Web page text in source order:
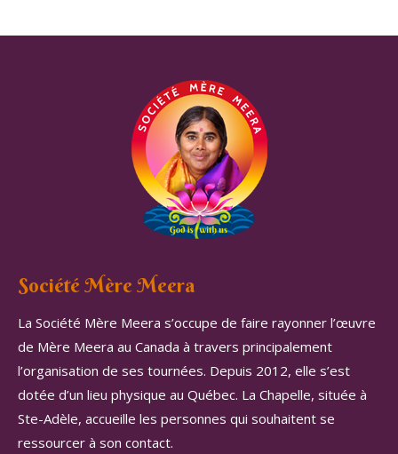
Société Mère Meera
La Société Mère Meera s’occupe de faire rayonner l’œuvre
de Mère Meera au Canada à travers principalement
l’organisation de ses tournées. Depuis 2012, elle s’est
dotée d’un lieu physique au Québec. La Chapelle, située à
Ste-Adèle, accueille les personnes qui souhaitent se
ressourcer à son contact.